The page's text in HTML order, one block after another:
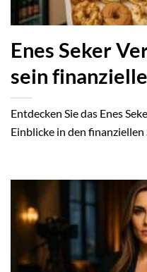
Enes Seker
sein
Entdecken Sie das Enes
Einblicke in den finanziellen